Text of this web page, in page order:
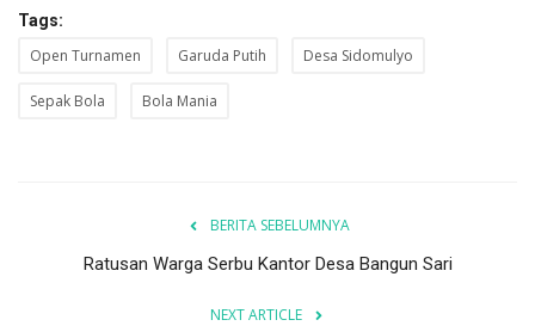
Tags:
Open Turnamen Garuda Putih Desa Sidomulyo
Sepak Bola Bola Mania
BERITA SEBELUMNYA
Ratusan Warga Serbu Kantor Desa Bangun Sari
NEXT ARTICLE